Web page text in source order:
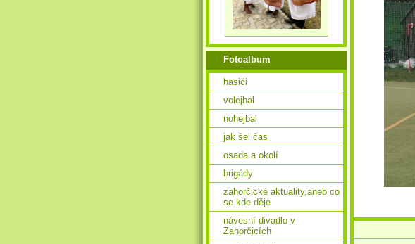
Fotoalbum
hasiči
volejbal
nohejbal
jak šel čas
osada a okolí
brigády
zahorčické aktuality,aneb co
se kde děje
návesní divadlo v
Zahorčicích